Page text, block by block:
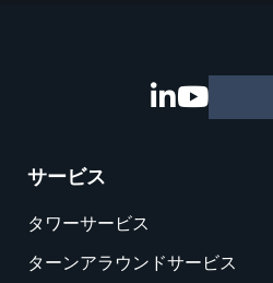
サービス
タワーサービス
ターンアラウンドサービス